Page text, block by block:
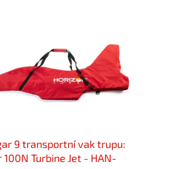
9 transportní vak trupu:
100N Turbine Jet - HAN-